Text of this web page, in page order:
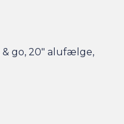
& go, 20" alufælge,